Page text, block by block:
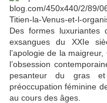
Des formes luxuriantes
exsangues du XXIe
l’apologie de la
l’obsession
pesanteur du gras
préoccupation féminine
au cours des âges.